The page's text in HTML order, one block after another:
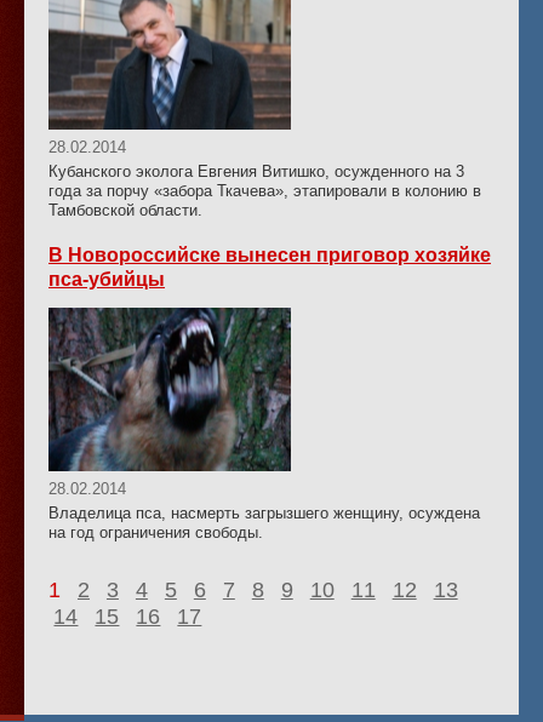
28.02.2014
Кубанского эколога Евгения Витишко, осужденного на 3
года за порчу «забора Ткачева», этапировали в колонию в
Тамбовской области.
В Новороссийске вынесен приговор хозяйке
пса-убийцы
28.02.2014
Владелица пса, насмерть загрызшего женщину, осуждена
на год ограничения свободы.
1 2 3 4 5 6 7 8 9 10 11 12
13
14
15 16 17